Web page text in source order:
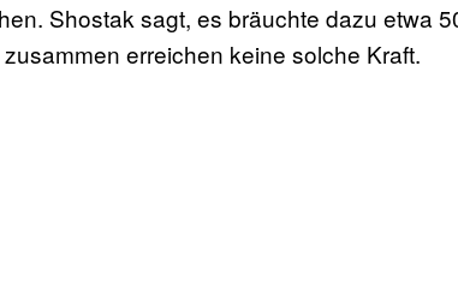
Shostak sagt, es bräuchte dazu etwa
erreichen keine solche Kraft.